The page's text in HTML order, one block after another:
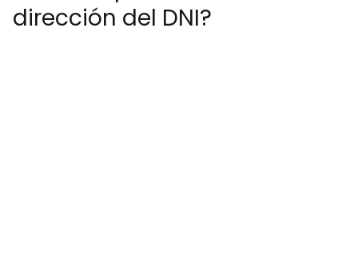
dirección del DNI?